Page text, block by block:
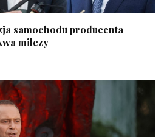
samochodu producenta
milczy